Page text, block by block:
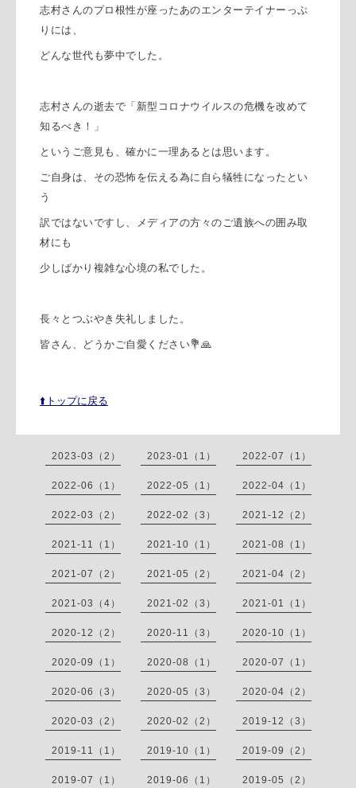
志村さんのプロ根性が座ったあのエンターテイナーっぷ
りには、
どんな世代も夢中でした。
志村さんの逝去で「新型コロナウイルスの危機を改めて
知るべき！」
というご意見も、確かに一理あるとは思います。
ご自身は、その恐怖を伝える為に自ら犠牲になったとい
う
訳ではないですし、メディアの方々のご遺族への囲み取
材にも
少しばかり複雑な心境の私でした。
長々とつぶやき失礼しました。
皆さん、どうかご自愛ください💐🙏
⬆️トップに戻る
2023-03（2） 2023-01（1） 2022-07（1）
2022-06（1） 2022-05（1） 2022-04（1）
2022-03（2） 2022-02（3） 2021-12（2）
2021-11（1） 2021-10（1） 2021-08（1）
2021-07（2） 2021-05（2） 2021-04（2）
2021-03（4） 2021-02（3） 2021-01（1）
2020-12（2） 2020-11（3） 2020-10（1）
2020-09（1） 2020-08（1） 2020-07（1）
2020-06（3） 2020-05（3） 2020-04（2）
2020-03（2） 2020-02（2） 2019-12（3）
2019-11（1） 2019-10（1） 2019-09（2）
2019-07（1） 2019-06（1） 2019-05（2）